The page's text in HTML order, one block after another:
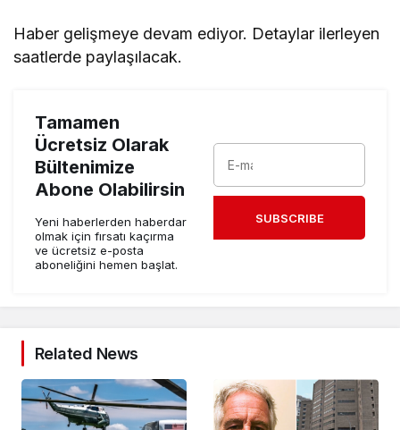
Haber gelişmeye devam ediyor. Detaylar ilerleyen
saatlerde paylaşılacak.
Tamamen
Ücretsiz Olarak
Bültenimize
Abone Olabilirsin
Yeni haberlerden haberdar
olmak için fırsatı kaçırma
ve ücretsiz e-posta
aboneliğini hemen başlat.
SUBSCRIBE
Related News